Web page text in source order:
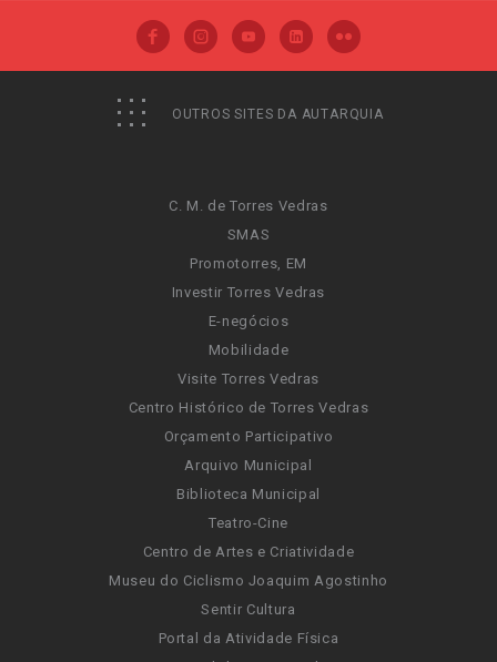
OUTROS SITES DA AUTARQUIA
C. M. de Torres Vedras
SMAS
Promotorres, EM
Investir Torres Vedras
E-negócios
Mobilidade
Visite Torres Vedras
Centro Histórico de Torres Vedras
Orçamento Participativo
Arquivo Municipal
Biblioteca Municipal
Teatro-Cine
Centro de Artes e Criatividade
Museu do Ciclismo Joaquim Agostinho
Sentir Cultura
Portal da Atividade Física